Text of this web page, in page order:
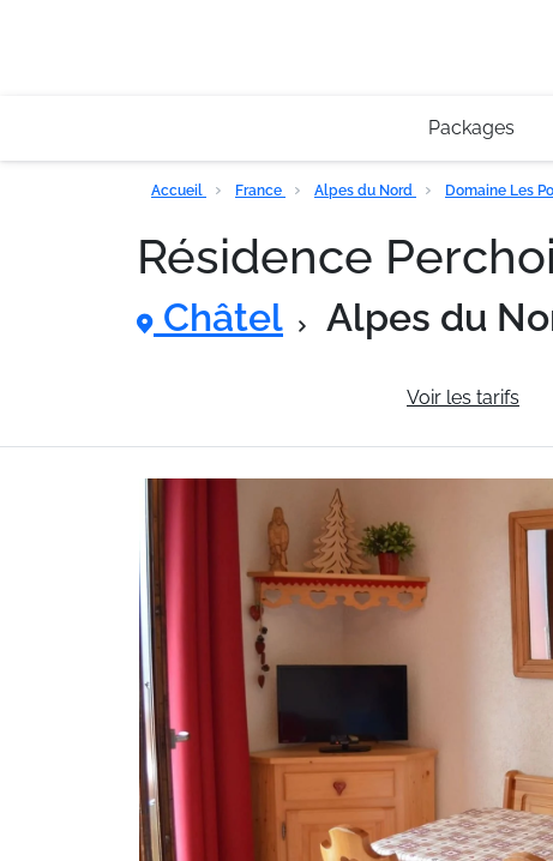
Packages
Accueil France Alpes du Nord Domaine Les
Résidence
Châtel Alpes du
Voir les tarifs